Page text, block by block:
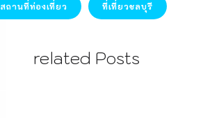
สถานที่ท่องเที่ยว ที่เที่ยวชลบุรี
related Posts